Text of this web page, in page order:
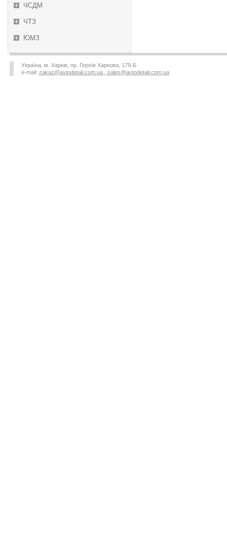
ЧСДМ
ЧТЗ
ЮМЗ
Україна, м. Харків, пр. Героїв Харкова, 179-Б
e-mail: zakaz@avtodetali.com.ua , sales@avtodetali.com.ua